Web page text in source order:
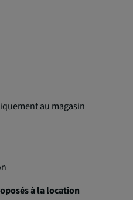
au magasin
à la location